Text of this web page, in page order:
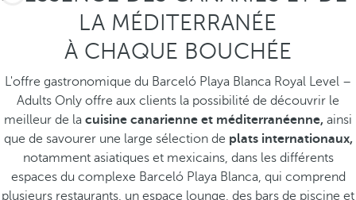
LA MÉDITERRANÉE
À CHAQUE BOUCHÉE
L'offre gastronomique du Barceló Playa Blanca Royal Level –
Adults Only offre aux clients la possibilité de découvrir le
meilleur de la cuisine canarienne et méditerranéenne, ainsi
que de savourer une large sélection de plats internationaux,
notamment asiatiques et mexicains, dans les différents
espaces du complexe Barceló Playa Blanca, qui comprend
plusieurs restaurants, un espace lounge, des bars de piscine et